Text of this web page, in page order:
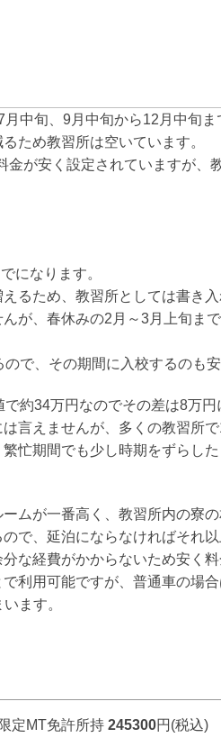
中旬、9月中旬から12月中旬ま
ため教習所は空いています。
が安く設定されていますが
になります。
るため、教習所としては書き入
が、春休みの2月～3月上旬ま
で、その期間に入校するのも
約34万円なのでその差は8万円
言えませんが、多くの教習所
忙期間でも少し時期をずらし
ムが一番高く、教習所内の寮の
で、延泊にならなければそれ以
な経費がかからないため安く料
利用可能ですが、普通車の場
ます。
定MT免許所持 245300円(税込)